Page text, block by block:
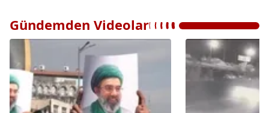
Gündemden Videolar